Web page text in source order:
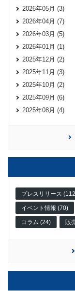
2026年05月 (3)
2026年04月 (7)
2026年03月 (5)
2026年01月 (1)
2025年12月 (2)
2025年11月 (3)
2025年10月 (2)
2025年09月 (6)
2025年08月 (4)
プレスリリース
イベント情報 (70)
コラム (24) 販